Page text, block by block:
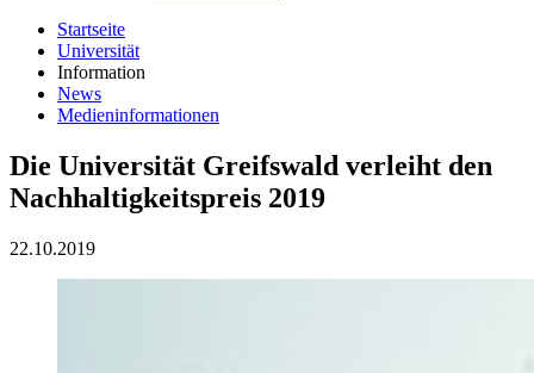
Startseite
Universität
Information
News
Medieninformationen
Die Universität Greifswald verleiht den
Nachhaltigkeitspreis 2019
22.10.2019